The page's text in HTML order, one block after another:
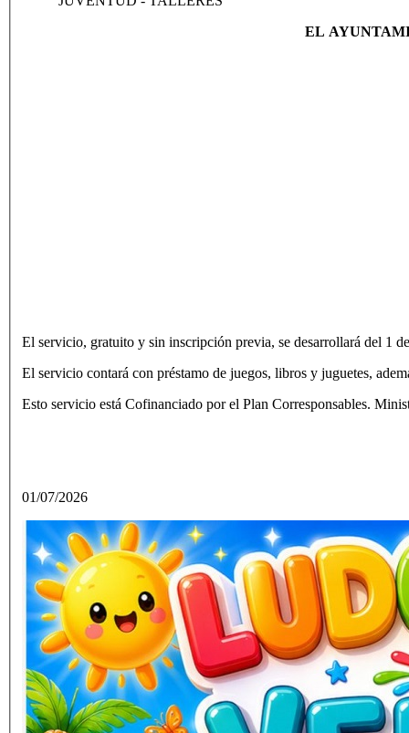
EL
El servicio, gratuito y sin inscripción previa, se desarrollará del 1
El servicio contará con préstamo de juegos, libros y juguetes,
Esto servicio está Cofinanciado por el Plan Corresponsables.
01/07/2026